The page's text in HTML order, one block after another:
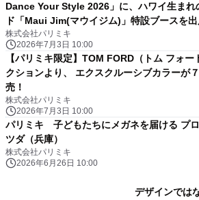
Dance Your Style 2026」に、ハワイ生まれ
ド「Maui Jim(マウイジム)」特設ブースを
ルズ
株式会社パリミキ
2026年7月3日 10:00
【パリミキ限定】TOM FORD（トム フォ
クションより、 エクスクルーシブカラーが
売！
株式会社パリミキ
2026年7月3日 10:00
パリミキ 子どもたちにメガネを届ける プ
ツダ（兵庫）
株式会社パリミキ
2026年6月26日 10:00
デザインでは